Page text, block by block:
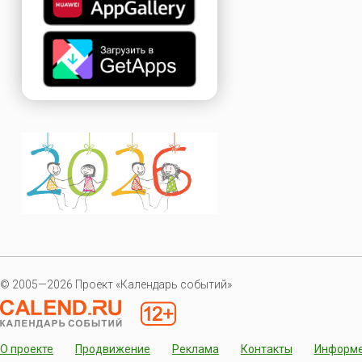
© 2005—2026 Проект «Календарь событий»
О проекте Продвижение Реклама Контакты